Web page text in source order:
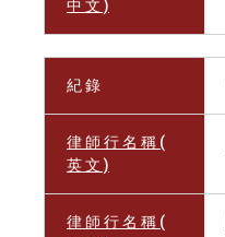
中 文 )
紀 錄
律 師 行 名 稱 (
英 文 )
律 師 行 名 稱 (